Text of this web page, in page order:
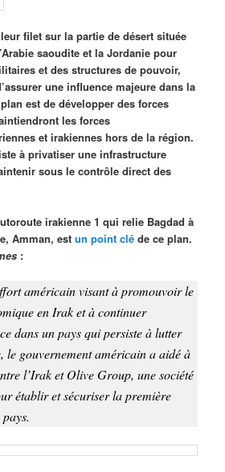
filet sur la partie de désert située
saoudite et la Jordanie pour
et des structures de pouvoir,
une influence majeure dans la
est de développer des forces
les forces
et irakiennes hors de la région.
à privatiser une infrastructure
sous le contrôle direct des
irakienne 1 qui relie Bagdad à
Amman, estun point clé de ce plan.
:
américain visant à promouvoir le
en Irak et à continuer
dans un pays qui persiste à lutter
le gouvernement américain a aidé à
l’Irak et Olive Group, une société
établir et sécuriser la première